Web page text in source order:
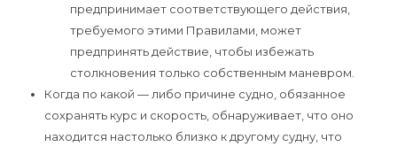
предпринимает соответствующего действия,
требуемого этими Правилами, может
предпринять действие, чтобы избежать
столкновения только собственным маневром.
Когда по какой — либо причине судно, обязанное
сохранять курс и скорость, обнаруживает, что оно
находится настолько близко к другому судну, что